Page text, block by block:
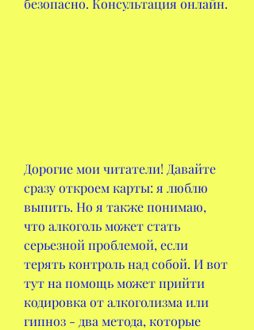
безопасно. Консультация онлайн.
Дорогие мои читатели! Давайте
сразу откроем карты: я люблю
выпить. Но я также понимаю,
что алкоголь может стать
серьезной проблемой, если
терять контроль над собой. И вот
тут на помощь может прийти
кодировка от алкоголизма или
гипноз - два метода, которые